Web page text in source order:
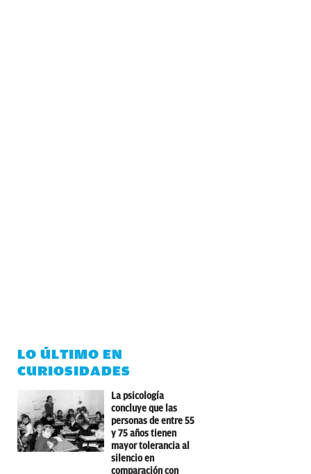
LO ÚLTIMO EN
CURIOSIDADES
La psicología
concluye que las
personas de entre 55
y 75 años tienen
mayor tolerancia al
silencio en
comparación con